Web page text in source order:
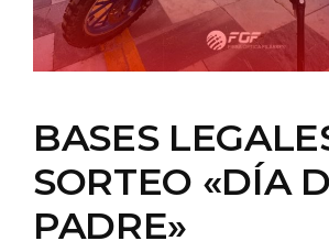
BASES
SORTEO «DÍA
PADRE»